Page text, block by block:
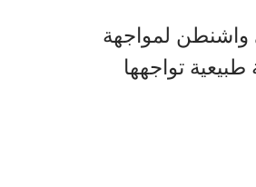
لمواجهة
طبيعية تواجهها